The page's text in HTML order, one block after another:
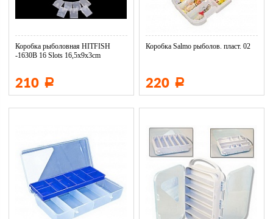
Коробка рыболовная HITFISH
-1630B 16 Slots 16,5x9x3cm
210 Р
Коробка Salmo рыболов. пласт. 02
220 Р